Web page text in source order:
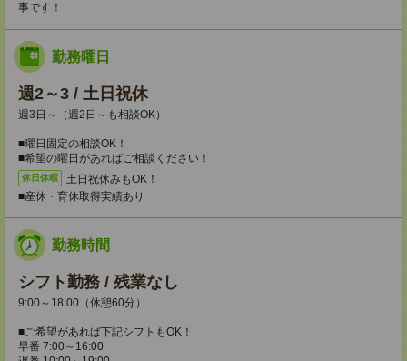
事です！
勤務曜日
週2～3 / 土日祝休
週3日～（週2日～も相談OK）
■曜日固定の相談OK！
■希望の曜日があればご相談ください！
休日休暇
土日祝休みもOK！
■産休・育休取得実績あり
勤務時間
シフト勤務 / 残業なし
9:00～18:00（休憩60分）
■ご希望があれば下記シフトもOK！
早番 7:00～16:00